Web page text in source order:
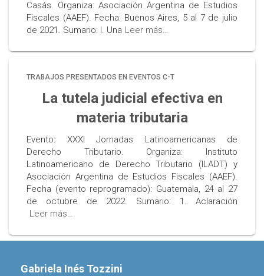
Casás. Organiza: Asociación Argentina de Estudios
Fiscales (AAEF). Fecha: Buenos Aires, 5 al 7 de julio
de 2021. Sumario: I. Una Leer más…
TRABAJOS PRESENTADOS EN EVENTOS C-T
La tutela judicial efectiva en
materia tributaria
Evento: XXXI Jornadas Latinoamericanas de
Derecho Tributario. Organiza: Instituto
Latinoamericano de Derecho Tributario (ILADT) y
Asociación Argentina de Estudios Fiscales (AAEF).
Fecha (evento reprogramado): Guatemala, 24 al 27
de octubre de 2022. Sumario: 1. Aclaración
Leer más…
Gabriela Inés Tozzini